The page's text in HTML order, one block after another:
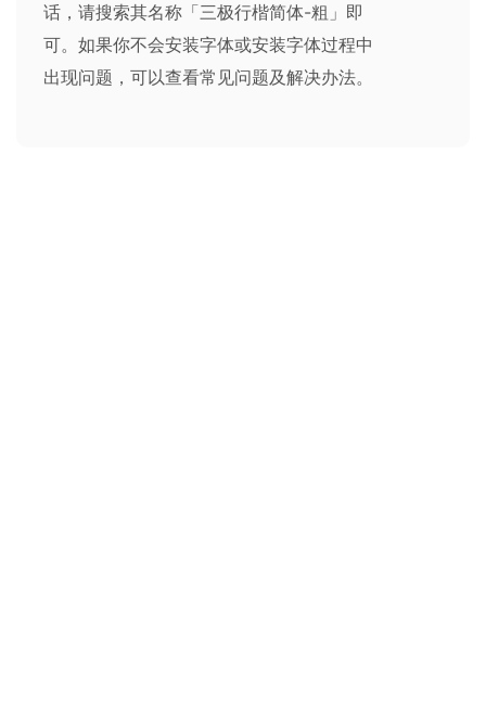
话，请搜索其名称「三极行楷简体-粗」即
可。如果你不会安装字体或安装字体过程中
出现问题，可以查看常见问题及解决办法。